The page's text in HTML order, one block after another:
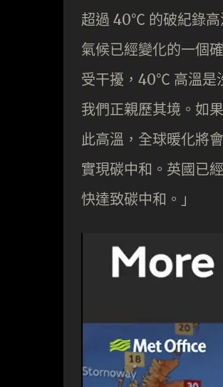
超過 40℃ 的破紀錄高
氣候已經變化的一個
受干擾，40℃ 高溫是
我們正親歷其境。如
此高溫，全球暖化將
實現碳中和。英國已
快達致碳中和。」